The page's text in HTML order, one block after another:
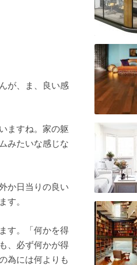
が、ま、良い感
ますね。家の躯
みたいな感じな
か日当りの良い
す。
す。「何かを得
、必ず何かが得
為には何よりも